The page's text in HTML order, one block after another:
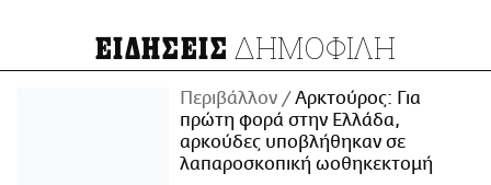
ΕΙΔΗΣΕΙΣ ΔΗΜΟΦΙΛΗ
Περιβάλλον
Αρκτούρος: Για
πρώτη φορά στην Ελλάδα,
αρκούδες υποβλήθηκαν σε
λαπαροσκοπική ωοθηκεκτομή